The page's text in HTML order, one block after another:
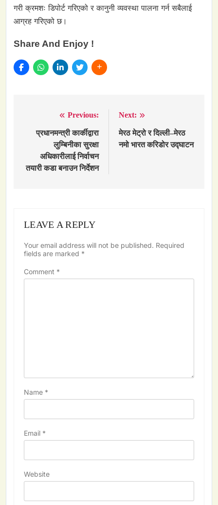
गरी क्रमशः डिपोर्ट गरिएको र कानुनी व्यवस्था पालना गर्न सबैलाई
आग्रह गरिएको छ।
Share And Enjoy !
navigation
Previous:
प्रधानमन्त्री कार्कीद्वारा
लुम्बिनीका सुरक्षा
अधिकारीलाई निर्वाचन
तयारी कडा बनाउन निर्देशन
Next:
मेरठ मेट्रो र दिल्ली–मेरठ
नमो भारत करिडोर उद्घाटन
LEAVE A REPLY
Your email address will not be published. Required
fields are marked *
Comment *
Name *
Email *
Website